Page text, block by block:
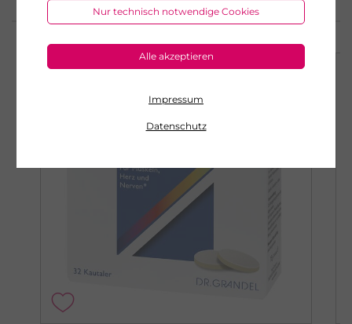
Nur technisch notwendige Cookies
Alle akzeptieren
Impressum
Datenschutz